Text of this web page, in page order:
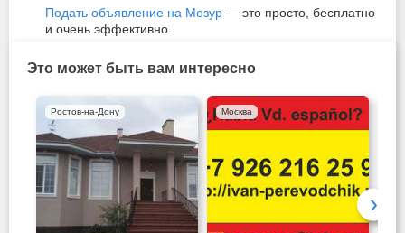
Подать объявление на Мозур — это просто, бесплатно
и очень эффективно.
Это может быть вам интересно
Ростов-на-Дону Москва
›